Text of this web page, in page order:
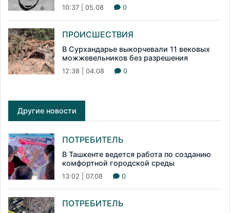
10:37 | 05.08 0
ПРОИСШЕСТВИЯ
В Сурхандарье выкорчевали 11 вековых
можжевельников без разрешения
12:38 | 04.08 0
Другие новости
ПОТРЕБИТЕЛЬ
В Ташкенте ведется работа по созданию
комфортной городской среды
13:02 | 07.08 0
ПОТРЕБИТЕЛЬ